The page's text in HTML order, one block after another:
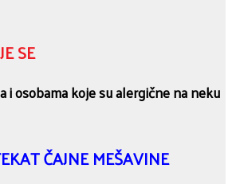
SE
i osobama koje su alergične na neku
ČAJNE MEŠAVINE